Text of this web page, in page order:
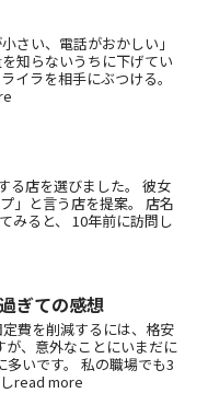
さい、電話がおかしい」
知らないうちに下げてい
イラを相手にぶつける。
る店を選びました。 彼女
」と言う店を提案。 店名
みると、 10年前に訪問し
ぎての感想
費を削減するには、格安
が、意外なことにいまだに
いです。 私の職場でも3
read more